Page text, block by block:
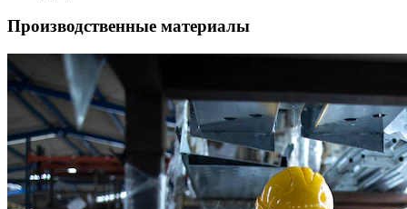
Производственные материалы